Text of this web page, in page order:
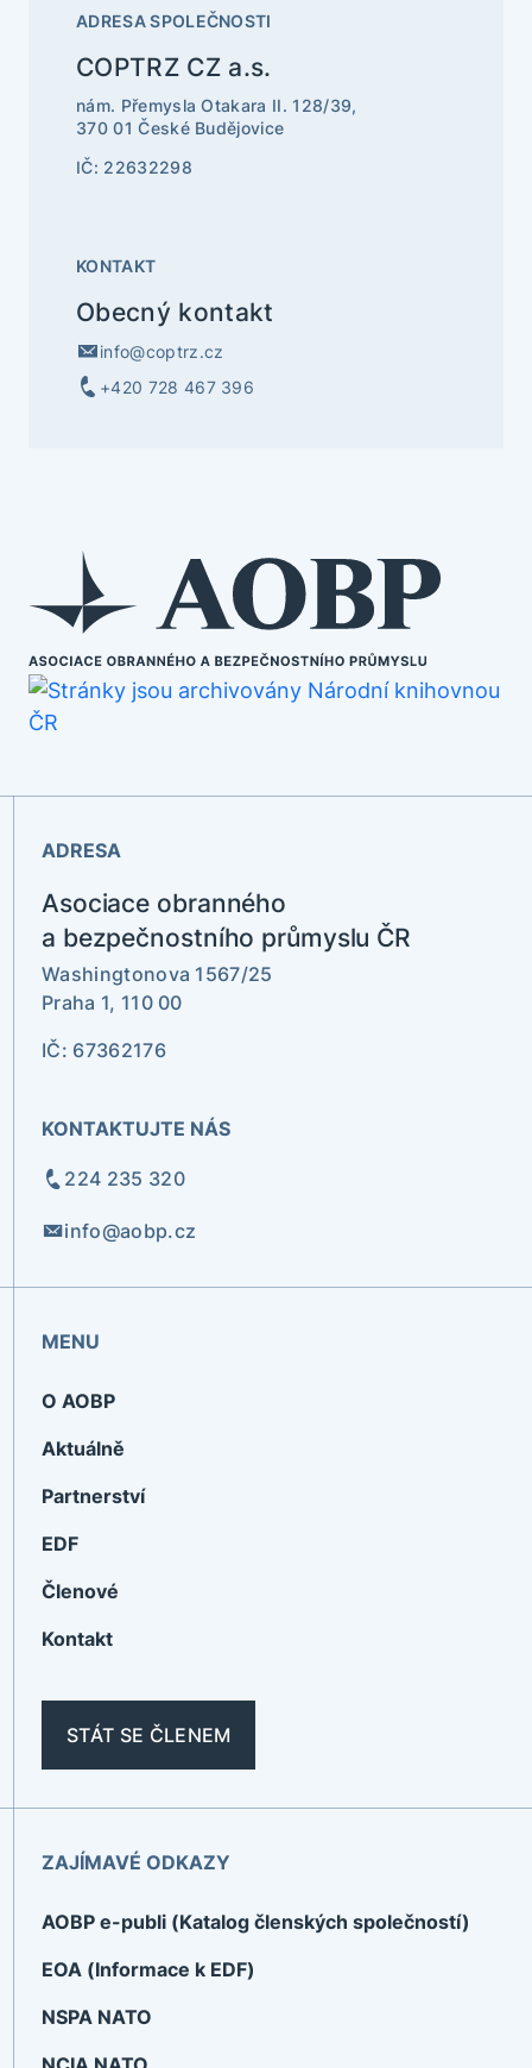
ADRESA SPOLEČNOSTI
COPTRZ CZ a.s.
nám. Přemysla Otakara II. 128/39,
370 01 České Budějovice
IČ: 22632298
KONTAKT
Obecný kontakt
info@coptrz.cz
+420 728 467 396
ADRESA
Asociace obranného
a bezpečnostního průmyslu ČR
Washingtonova 1567/25
Praha 1, 110 00
IČ: 67362176
KONTAKTUJTE NÁS
224 235 320
info@aobp.cz
MENU
O AOBP
Aktuálně
Partnerství
EDF
Členové
Kontakt
STÁT SE ČLENEM
ZAJÍMAVÉ ODKAZY
AOBP e-publi (Katalog členských společností)
EOA (Informace k EDF)
NSPA NATO